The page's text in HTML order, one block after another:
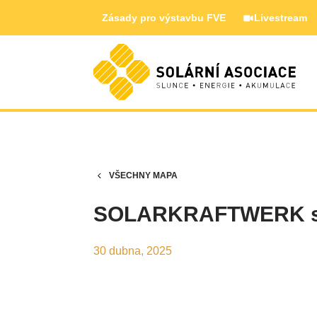
Zásady pro výstavbu FVE Livestream
VŠECHNY MAPA
SOLARKRAFTWERK
30 dubna, 2025